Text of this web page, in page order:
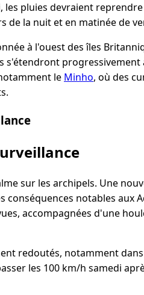
les pluies devraient
de la nuit et en matinée de
à l'ouest des îles
s'étendront
le Minho, où des
sur les archipels. Une
conséquences notables aux
accompagnées d'une
redoutés, notamment
les 100 km/h samedi